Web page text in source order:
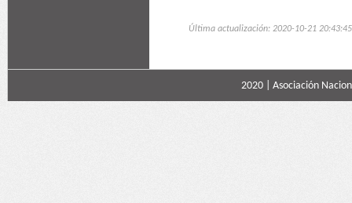
Última actualización: 2020-10-21 20:43:45
2020 | Asociación